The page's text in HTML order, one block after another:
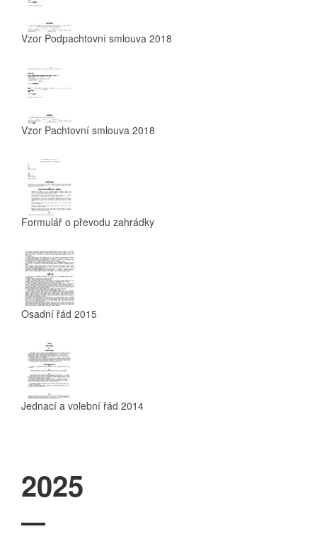
Vzor Podpachtovní smlouva 2018
Vzor Pachtovní smlouva 2018
Formulář o převodu zahrádky
Osadní řád 2015
Jednací a volební řád 2014
2025